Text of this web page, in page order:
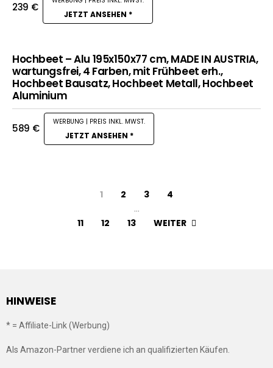
239 €
JETZT ANSEHEN *
Hochbeet – Alu 195x150x77 cm, MADE IN AUSTRIA,
wartungsfrei, 4 Farben, mit Frühbeet erh.,
Hochbeet Bausatz, Hochbeet Metall, Hochbeet
Aluminium
589 €
JETZT ANSEHEN *
1 2 3 4
…
11 12 13 WEITER
HINWEISE
* = Affiliate-Link (Werbung)
Als Amazon-Partner verdiene ich an qualifizierten Käufen.